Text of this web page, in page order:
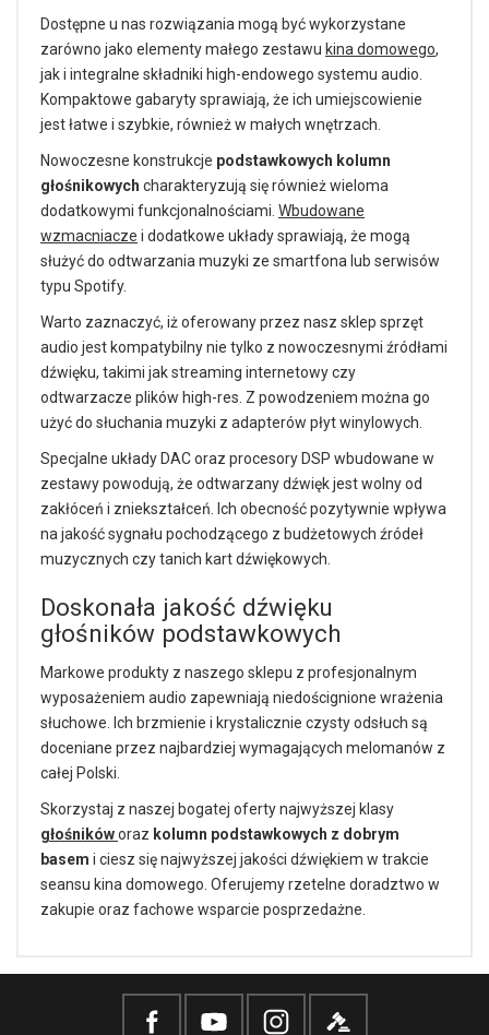
Dostępne u nas rozwiązania mogą być wykorzystane
zarówno jako elementy małego zestawu kina domowego,
jak i integralne składniki high-endowego systemu audio.
Kompaktowe gabaryty sprawiają, że ich umiejscowienie
jest łatwe i szybkie, również w małych wnętrzach.
Nowoczesne konstrukcje podstawkowych kolumn
głośnikowych charakteryzują się również wieloma
dodatkowymi funkcjonalnościami. Wbudowane
wzmacniacze i dodatkowe układy sprawiają, że mogą
służyć do odtwarzania muzyki ze smartfona lub serwisów
typu Spotify.
Warto zaznaczyć, iż oferowany przez nasz sklep sprzęt
audio jest kompatybilny nie tylko z nowoczesnymi źródłami
dźwięku, takimi jak streaming internetowy czy
odtwarzacze plików high-res. Z powodzeniem można go
użyć do słuchania muzyki z adapterów płyt winylowych.
Specjalne układy DAC oraz procesory DSP wbudowane w
zestawy powodują, że odtwarzany dźwięk jest wolny od
zakłóceń i zniekształceń. Ich obecność pozytywnie wpływa
na jakość sygnału pochodzącego z budżetowych źródeł
muzycznych czy tanich kart dźwiękowych.
Doskonała jakość dźwięku
głośników podstawkowych
Markowe produkty z naszego sklepu z profesjonalnym
wyposażeniem audio zapewniają niedoścignione wrażenia
słuchowe. Ich brzmienie i krystalicznie czysty odsłuch są
doceniane przez najbardziej wymagających melomanów z
całej Polski.
Skorzystaj z naszej bogatej oferty najwyższej klasy
głośnikóworaz kolumn podstawkowych z dobrym
basem i ciesz się najwyższej jakości dźwiękiem w trakcie
seansu kina domowego. Oferujemy rzetelne doradztwo w
zakupie oraz fachowe wsparcie posprzedażne.